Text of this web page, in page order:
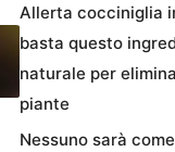
Allerta cocciniglia
basta questo
naturale per
piante
Nessuno sarà